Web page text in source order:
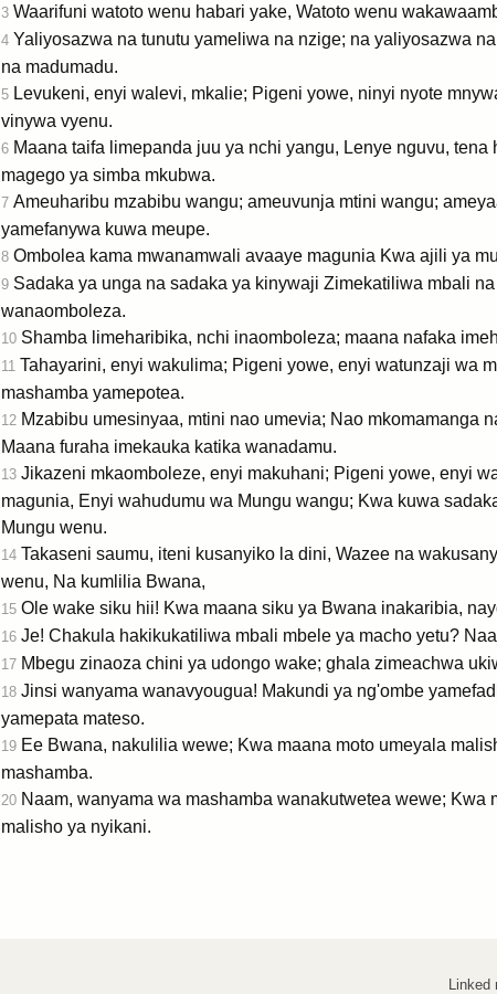
3 Waarifuni watoto wenu habari yake, Watoto wenu
4 Yaliyosazwa na tunutu yameliwa na nzige; na yaliyosazwa
na madumadu.
5 Levukeni, enyi walevi, mkalie; Pigeni yowe, ninyi nyote
vinywa vyenu.
6 Maana taifa limepanda juu ya nchi yangu, Lenye nguvu,
magego ya simba mkubwa.
7 Ameuharibu mzabibu wangu; ameuvunja mtini wangu;
yamefanywa kuwa meupe.
8 Ombolea kama mwanamwali avaaye magunia Kwa ajili ya
9 Sadaka ya unga na sadaka ya kinywaji Zimekatiliwa mbali
wanaomboleza.
10 Shamba limeharibika, nchi inaomboleza; maana nafaka
11 Tahayarini, enyi wakulima; Pigeni yowe, enyi watunzaji wa
mashamba yamepotea.
12 Mzabibu umesinyaa, mtini nao umevia; Nao mkomamanga
Maana furaha imekauka katika wanadamu.
13 Jikazeni mkaomboleze, enyi makuhani; Pigeni yowe, enyi
magunia, Enyi wahudumu wa Mungu wangu; Kwa kuwa
Mungu wenu.
14 Takaseni saumu, iteni kusanyiko la dini, Wazee na
wenu, Na kumlilia Bwana,
15 Ole wake siku hii! Kwa maana siku ya Bwana inakaribia,
16 Je! Chakula hakikukatiliwa mbali mbele ya macho yetu?
17 Mbegu zinaoza chini ya udongo wake; ghala zimeachwa
18 Jinsi wanyama wanavyougua! Makundi ya ng'ombe
yamepata mateso.
19 Ee Bwana, nakulilia wewe; Kwa maana moto umeyala
mashamba.
20 Naam, wanyama wa mashamba wanakutwetea wewe;
malisho ya nyikani.
Linked